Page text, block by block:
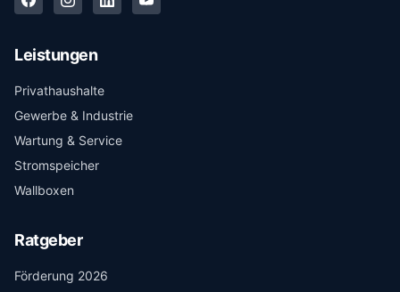
Leistungen
Privathaushalte
Gewerbe & Industrie
Wartung & Service
Stromspeicher
Wallboxen
Ratgeber
Förderung 2026